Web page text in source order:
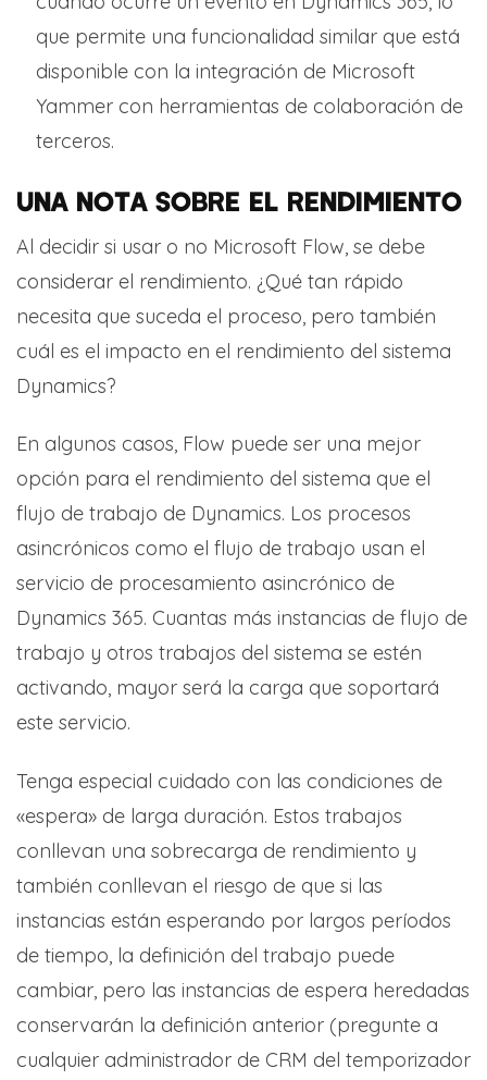
que permite una funcionalidad similar que está
disponible con la integración de Microsoft
Yammer con herramientas de colaboración de
terceros.
UNA NOTA SOBRE EL RENDIMIENTO
Al decidir si usar o no Microsoft Flow, se debe
considerar el rendimiento. ¿Qué tan rápido
necesita que suceda el proceso, pero también
cuál es el impacto en el rendimiento del sistema
Dynamics?
En algunos casos, Flow puede ser una mejor
opción para el rendimiento del sistema que el
flujo de trabajo de Dynamics. Los procesos
asincrónicos como el flujo de trabajo usan el
servicio de procesamiento asincrónico de
Dynamics 365. Cuantas más instancias de flujo de
trabajo y otros trabajos del sistema se estén
activando, mayor será la carga que soportará
este servicio.
Tenga especial cuidado con las condiciones de
«espera» de larga duración. Estos trabajos
conllevan una sobrecarga de rendimiento y
también conllevan el riesgo de que si las
instancias están esperando por largos períodos
de tiempo, la definición del trabajo puede
cambiar, pero las instancias de espera heredadas
conservarán la definición anterior (pregunte a
cualquier administrador de CRM del temporizador